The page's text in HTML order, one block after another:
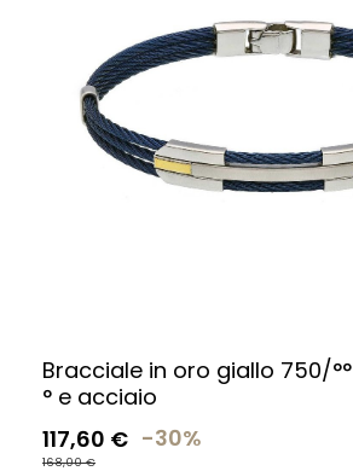
Bracciale in oro giallo 750/°°
° e acciaio
117,60 € -30%
168,00 €